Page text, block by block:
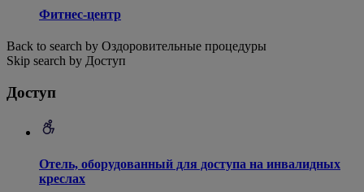
Фитнес-центр
Back to search by Оздоровительные процедуры
Skip search by Доступ
Доступ
Отель, оборудованный для доступа на инвалидных
креслах